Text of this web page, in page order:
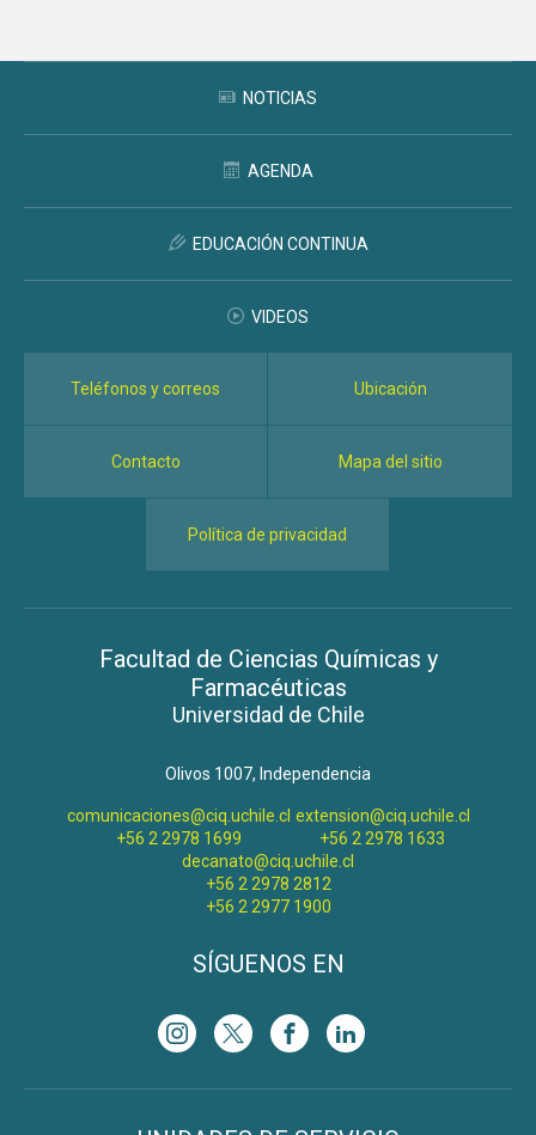
NOTICIAS
AGENDA
EDUCACIÓN CONTINUA
VIDEOS
Teléfonos y correos Ubicación
Contacto Mapa del sitio
Política de privacidad
Facultad de Ciencias Químicas y
Farmacéuticas
Universidad de Chile
Olivos 1007, Independencia
comunicaciones@ciq.uchile.cl
+56 2 2978 1699
extension@ciq.uchile.cl
+56 2 2978 1633
decanato@ciq.uchile.cl
+56 2 2978 2812
+56 2 2977 1900
SÍGUENOS EN